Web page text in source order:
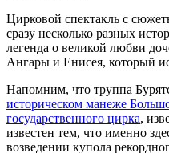
Цирковой спектакль с
сразу несколько разных
легенда о великой любви
Ангары и Енисея, который
Напомним, что труппа
историческом манеже
государственного цирка,
известен тем, что именно
возведении купола